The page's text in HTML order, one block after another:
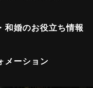
和婚のお役立ち情報
メーション